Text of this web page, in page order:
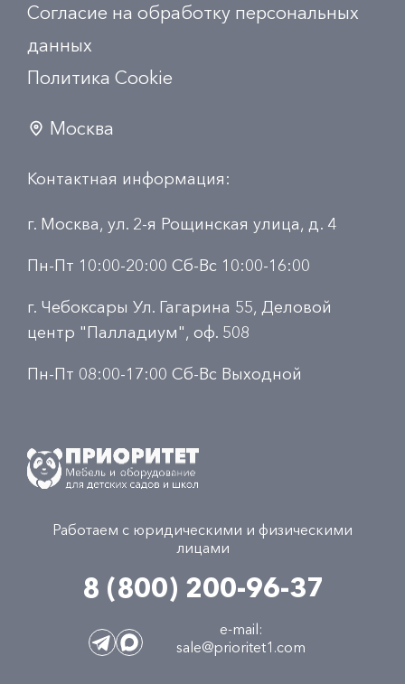
Согласие на обработку персональных
данных
Политика Сookie
Москва
Контактная информация:
г. Москва, ул. 2-я Рощинская улица, д. 4
Пн-Пт 10:00-20:00 Сб-Вс 10:00-16:00
г. Чебоксары Ул. Гагарина 55, Деловой
центр "Палладиум", оф. 508
Пн-Пт 08:00-17:00 Сб-Вс Выходной
Работаем с юридическими и физическими
лицами
8 (800) 200-96-37
e-mail:
sale@prioritet1.com